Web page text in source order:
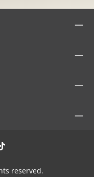
reserved.